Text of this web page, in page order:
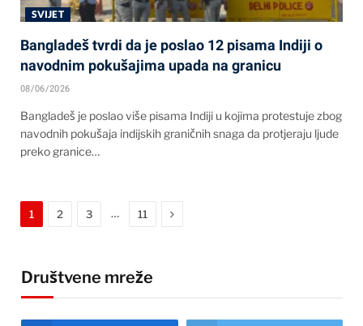
SVIJET
Bangladeš tvrdi da je poslao 12 pisama Indiji o
navodnim pokušajima upada na granicu
08/06/2026
Bangladeš je poslao više pisama Indiji u kojima protestuje zbog
navodnih pokušaja indijskih graničnih snaga da protjeraju ljude
preko granice…
1 2 3 … 11 Next
Društvene mreže